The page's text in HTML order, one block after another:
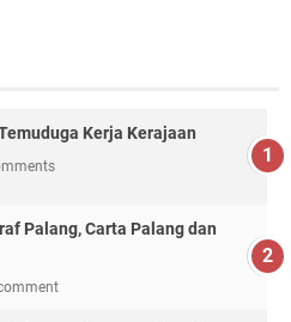
Kerja Kerajaan
Palang, Carta Palang dan